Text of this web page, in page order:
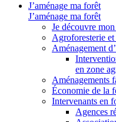
J’aménage ma forêt
J’aménage ma forêt
Je découvre
Agroforesterie
Aménagement
en zone
Aménagements
Économie de la
Intervenants en
Agences